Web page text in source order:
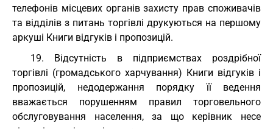
телефонів місцевих органів захисту прав споживачів
та відділів з питань торгівлі друкуються на першому
аркуші Книги відгуків і пропозицій.
19. Відсутність в підприємствах роздрібної
торгівлі (громадського харчування) Книги відгуків і
пропозицій, недодержання порядку її ведення
вважається порушенням правил торговельного
обслуговування населення, за що керівник несе